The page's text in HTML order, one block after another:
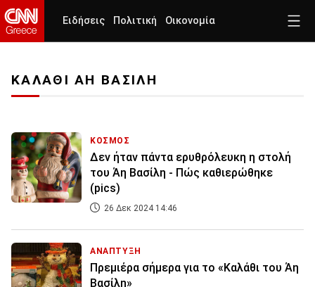
Ειδήσεις Πολιτική Οικονομία
ΚΑΛΑΘΙ ΑΗ ΒΑΣΙΛΗ
ΚΟΣΜΟΣ
Δεν ήταν πάντα ερυθρόλευκη η στολή
του Άη Βασίλη - Πώς καθιερώθηκε
(pics)
26 Δεκ 2024 14:46
ΑΝΑΠΤΥΞΗ
Πρεμιέρα σήμερα για το «Καλάθι του Άη
Βασίλη»